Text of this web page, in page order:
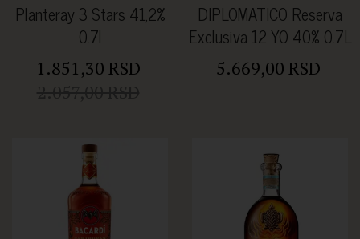
Planteray 3 Stars 41,2%
0.7l
1.851,30 RSD
DIPLOMATICO Reserva
Exclusiva 12 YO 40% 0.7L
5.669,00 RSD